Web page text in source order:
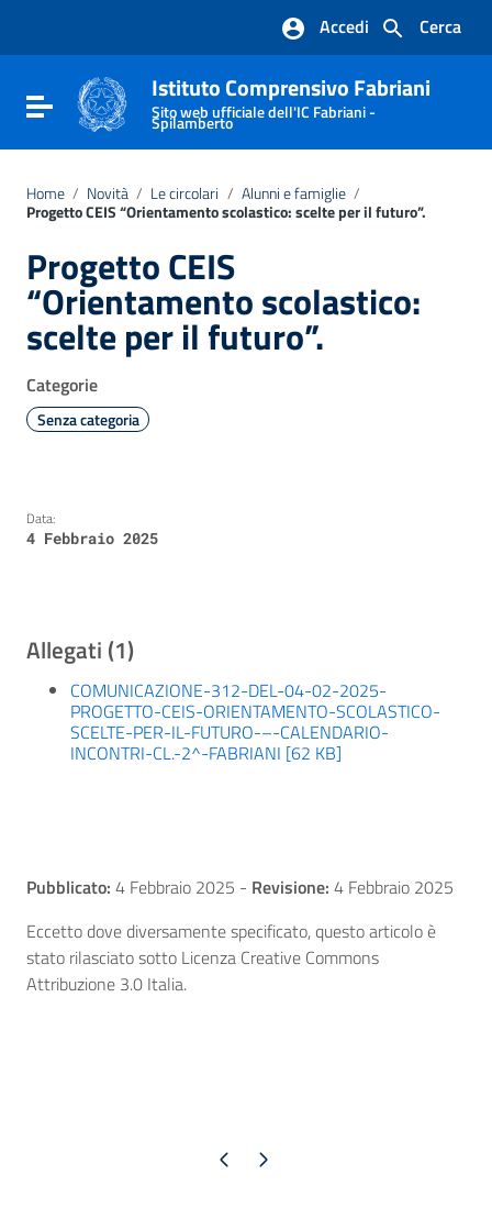
Vai al footer
Cerca
Accedi
Attiva / disattiva la navigazione
Istituto Comprensivo Fabriani
Sito web ufficiale dell'IC Fabriani -
Spilamberto
Home / Novità / Le circolari / Alunni e famiglie /
Progetto CEIS “Orientamento scolastico: scelte per il futuro”.
Progetto CEIS
“Orientamento scolastico:
scelte per il futuro”.
Categorie
Senza categoria
Data:
4 Febbraio 2025
Allegati (1)
COMUNICAZIONE-312-DEL-04-02-2025-
PROGETTO-CEIS-ORIENTAMENTO-SCOLASTICO-
SCELTE-PER-IL-FUTURO-–-CALENDARIO-
INCONTRI-CL.-2^-FABRIANI [62 KB]
Pubblicato: 4 Febbraio 2025 - Revisione: 4 Febbraio 2025
Eccetto dove diversamente specificato, questo articolo è
stato rilasciato sotto Licenza Creative Commons
Attribuzione 3.0 Italia.
Pagina precedente
Pagina successiva